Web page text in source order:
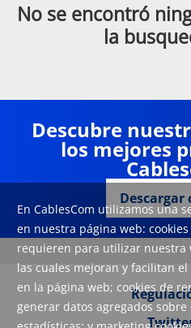
En CablesCom utilizamos una
en nuestra página web:
requieren para utilizar nuestra
las cuales mejoran y facilitan
en la página web; cookies de
generar datos agregados
No se encontró
la
Descubre
los mejores
Descargar